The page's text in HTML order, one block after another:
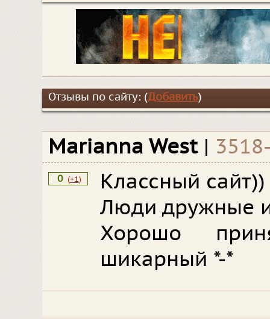
Отзывы по сайту: (Добавить)
Marianna West |
0 (+1)
Классный сайт))
Люди дружные
Хорошо
шикарный *-*